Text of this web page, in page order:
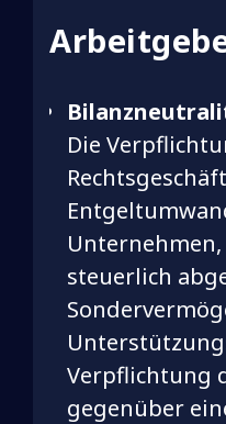
Die
steuerlich
Verpflichtung
gegenüber